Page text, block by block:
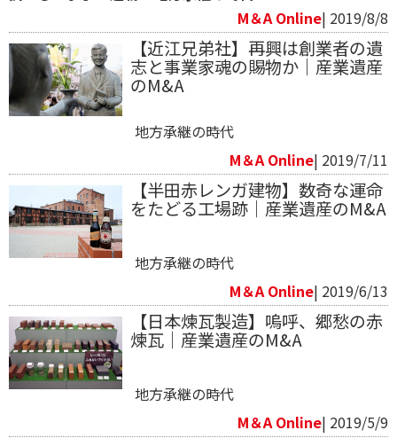
M＆A Online| 2019/8/8
【近江兄弟社】再興は創業者の遺
志と事業家魂の賜物か｜産業遺産
のM&A
地方承継の時代
M＆A Online| 2019/7/11
【半田赤レンガ建物】数奇な運命
をたどる工場跡｜産業遺産のM&A
地方承継の時代
M＆A Online| 2019/6/13
【日本煉瓦製造】嗚呼、郷愁の赤
煉瓦｜産業遺産のM&A
地方承継の時代
M＆A Online| 2019/5/9